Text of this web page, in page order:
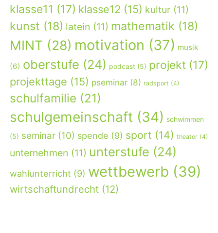
klasse11 (17) klasse12 (15) kultur (11)
kunst (18) latein (11) mathematik (18)
MINT (28) motivation (37) musik
(6) oberstufe (24) podcast (5) projekt (17)
projekttage (15) pseminar (8) radsport (4)
schulfamilie (21)
schulgemeinschaft (34) schwimmen
(5) seminar (10) spende (9) sport (14) theater (4)
unternehmen (11) unterstufe (24)
wahlunterricht (9) wettbewerb (39)
wirtschaftundrecht (12)